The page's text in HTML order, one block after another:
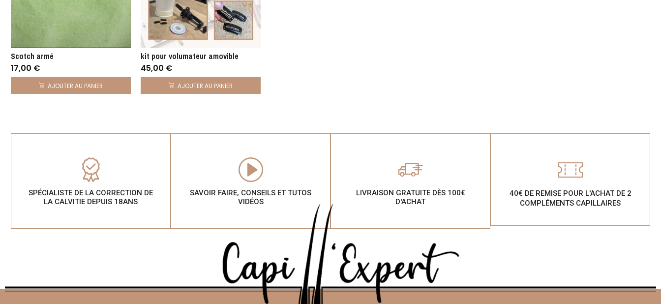
Scotch armé
17,00 €
AJOUTER AU PANIER
kit pour volumateur amovible
45,00 €
AJOUTER AU PANIER
SPÉCIALISTE DE LA CORRECTION DE
LA CALVITIE DEPUIS 18ANS
SAVOIR FAIRE, CONSEILS ET TUTOS
VIDÉOS
LIVRAISON GRATUITE DÈS 100€
D'ACHAT
40€ DE REMISE POUR L'ACHAT DE 2
COMPLÉMENTS CAPILLAIRES